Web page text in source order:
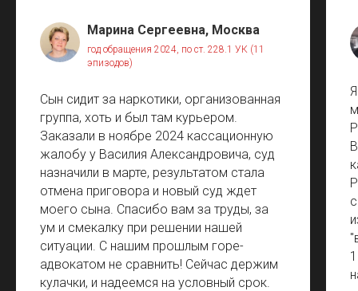
Марина Сергеевна, Москва
год обращения 2024, по ст. 228.1 УК (11
эпизодов)
Сын сидит за наркотики, организованная
группа, хоть и был там курьером.
Заказали в ноябре 2024 кассационную
жалобу у Василия Александровича, суд
назначили в марте, результатом стала
отмена приговора и новый суд ждет
моего сына. Спасибо вам за труды, за
ум и смекалку при решении нашей
ситуации. С нашим прошлым горе-
адвокатом не сравнить! Сейчас держим
кулачки, и надеемся на условный срок.